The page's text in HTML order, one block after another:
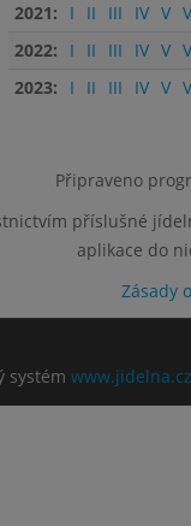
2021:
I II III IV V
2022:
I II III IV V
2023:
I II III IV V
Připraveno
příslušné
aplikace do
Zásady
systém www.jidelna.cz